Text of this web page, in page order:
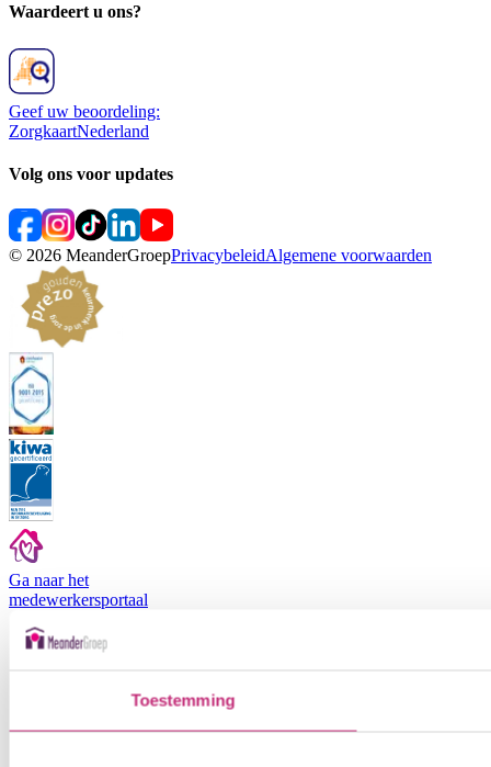
Toestemming
Waardeert u ons?
Geef uw beoordeling:
ZorgkaartNederland
Volg ons voor updates
© 2026 MeanderGroepPrivacybeleidAlgemene voorwaarden
Ga naar het
medewerkersportaal